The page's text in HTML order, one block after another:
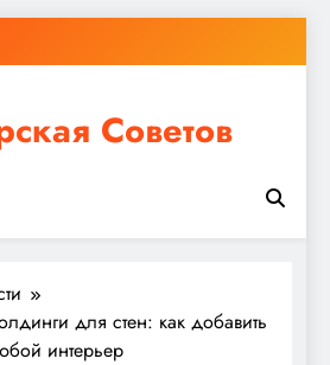
Советов
строительство, в Мастерской
для стен: как добавить
интерьер